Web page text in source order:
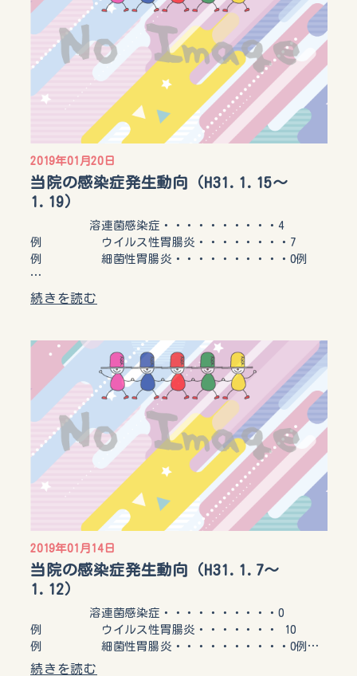
2019年01月20日
当院の感染症発生動向（H31.1.15～
1.19）
溶連菌感染症・・・・・・・・・・4
例 ウイルス性胃腸炎・・・・・・・・7
例 細菌性胃腸炎・・・・・・・・・・0例
…
続きを読む
2019年01月14日
当院の感染症発生動向（H31.1.7～
1.12）
溶連菌感染症・・・・・・・・・・0
例 ウイルス性胃腸炎・・・・・・・ 10
例 細菌性胃腸炎・・・・・・・・・・0例…
続きを読む